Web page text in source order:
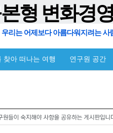
형 변화경
우리는 어제보다 아름다워지려는 사
찾아 떠나는 여행 연구원 공간